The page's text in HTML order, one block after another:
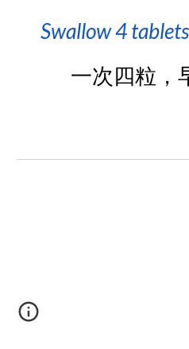
Swallow4 tablets
一次四粒，